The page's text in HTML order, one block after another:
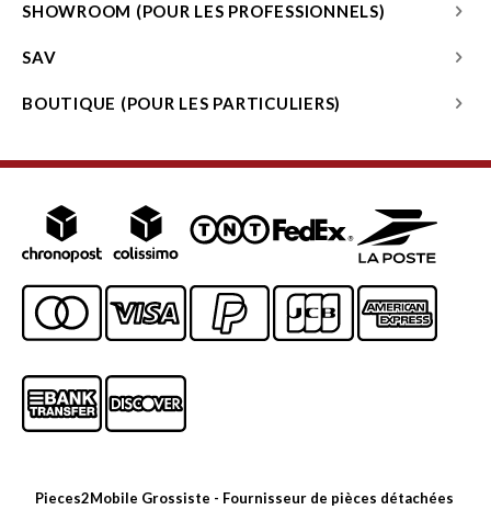
SHOWROOM (POUR LES PROFESSIONNELS)
SAV
BOUTIQUE (POUR LES PARTICULIERS)
Pieces2Mobile Grossiste - Fournisseur de pièces détachées